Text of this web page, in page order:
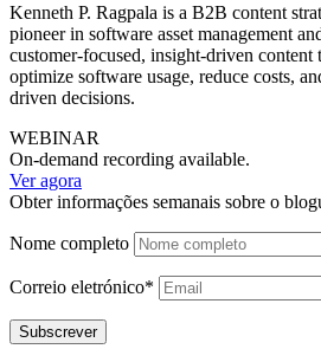
Kenneth P. Ragpala is a B2B content
pioneer in software asset management
customer-focused, insight-driven content
optimize software usage, reduce costs,
driven decisions.
WEBINAR
On-demand recording available.
Ver agora
Obter informações semanais sobre o
Nome completo
Correio eletrónico*